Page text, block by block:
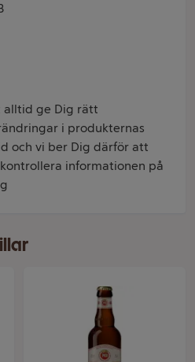
alltid ge Dig rätt
i produkternas
och vi ber Dig därför att
informationen på